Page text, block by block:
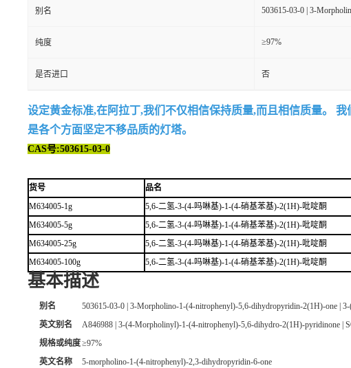
别名 503615-03-0 | 3-
纯度 ≥97%
是否进口 否
设定黄金标准,在阿拉丁,我们不仅相信保持质量,而且相信质量。
是各个方面坚定不移品质的灯塔。
CAS号:503615-03-0
货号 品名
M634005-1g
5,6-二氢-3-(4-吗啉基)-1-(4-硝基苯基)-2(1H)-吡啶酮
M634005-5g
5,6-二氢-3-(4-吗啉基)-1-(4-硝基苯基)-2(1H)-吡啶酮
M634005-25g
5,6-二氢-3-(4-吗啉基)-1-(4-硝基苯基)-2(1H)-吡啶酮
M634005-100g
5,6-二氢-3-(4-吗啉基)-1-(4-硝基苯基)-2(1H)-吡啶酮
基本描述
别名
503615-03-0 | 3-Morpholino-1-(4-nitrophenyl)-5,6-dihydropyridin-2(1H)-one
英文别名
A846988 | 3-(4-Morpholinyl)-1-(4-nitrophenyl)-5,6-dihydro-2(1H)-pyridinone |
规格或纯度≥97%
英文名称
5-morpholino-1-(4-nitrophenyl)-2,3-dihydropyridin-6-one